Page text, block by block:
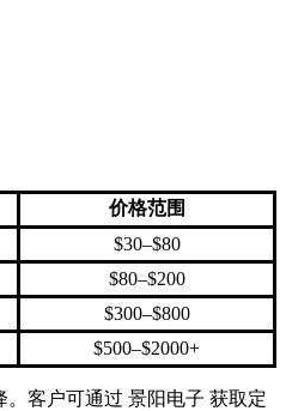
价格范围
$30–$80
$80–$200
$300–$800
$500–$2000+
客户可通过 景阳电子 获取定